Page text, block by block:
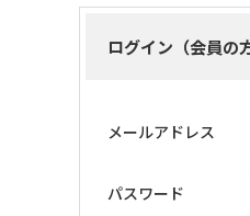
ログイン（会員の方
メールアドレス
パスワード